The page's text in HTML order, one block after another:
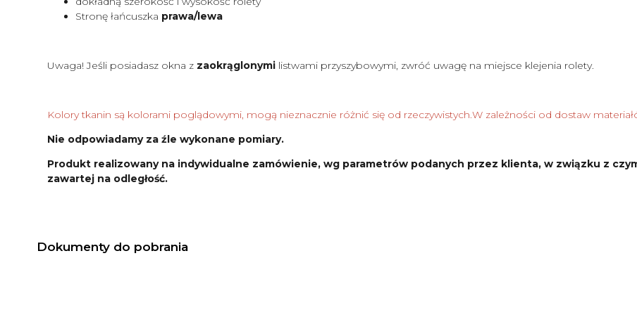
Stronę łańcuszka prawa/lewa
Uwaga! Jeśli posiadasz okna z zaokrąglonymi listwami przyszybowymi, zwróć uwagę na miejsce klejenia rolety.
Kolory tkanin są kolorami poglądowymi, mogą nieznacznie różnić się od rzeczywistych.W zależności od dostaw
Nie odpowiadamy za źle wykonane pomiary.
Produkt realizowany na indywidualne zamówienie, wg parametrów podanych przez klienta, w związku z
zawartej na odległość.
Dokumenty do pobrania